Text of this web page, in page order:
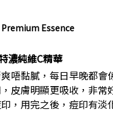
Premium Essence
濃純維C精華
唔黏膩，每日早晚都會
皮膚明顯更吸收，非常
，用完之後，痘印有淡